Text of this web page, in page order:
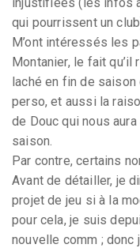
qui pourrissent un
M’ont intéressés les
Montanier, le fait
laché en fin de
perso, et aussi la
de Douc qui nous
saison.
Par contre, certains
Avant de détailler, je
projet de jeu si à la
pour cela, je suis
nouvelle comm ; donc